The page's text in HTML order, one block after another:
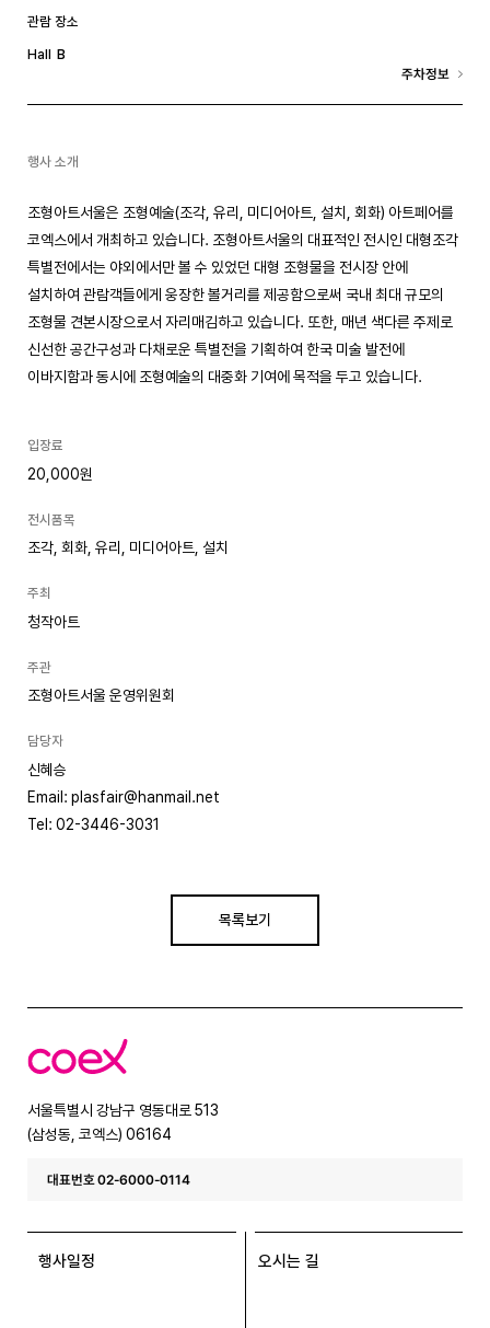
관람 장소
Hall B
주차정보
행사 소개
조형아트서울은 조형예술(조각, 유리, 미디어아트, 설치, 회화) 아트페어를
코엑스에서 개최하고 있습니다. 조형아트서울의 대표적인 전시인 대형조각
특별전에서는 야외에서만 볼 수 있었던 대형 조형물을 전시장 안에
설치하여 관람객들에게 웅장한 볼거리를 제공함으로써 국내 최대 규모의
조형물 견본시장으로서 자리매김하고 있습니다. 또한, 매년 색다른 주제로
신선한 공간구성과 다채로운 특별전을 기획하여 한국 미술 발전에
이바지함과 동시에 조형예술의 대중화 기여에 목적을 두고 있습니다.
입장료
20,000원
전시품목
조각, 회화, 유리, 미디어아트, 설치
주최
청작아트
주관
조형아트서울 운영위원회
담당자
신혜승
Email: plasfair@hanmail.net
Tel: 02-3446-3031
목록보기
코
엑
서울특별시 강남구 영동대로 513
(삼성동, 코엑스) 06164
대표번호 02-6000-0114
행사일정 오시는 길